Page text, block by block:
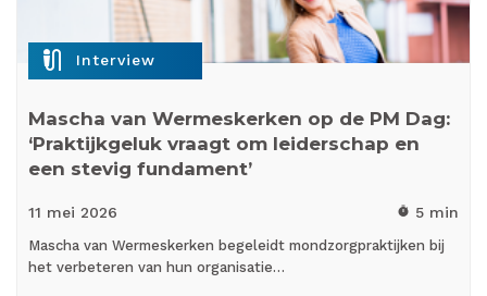
mic_external_on Interview
Mascha van Wermeskerken op de PM Dag:
‘Praktijkgeluk vraagt om leiderschap en
een stevig fundament’
11 mei 2026 timer 5 min
Mascha van Wermeskerken begeleidt mondzorgpraktijken bij
het verbeteren van hun organisatie…